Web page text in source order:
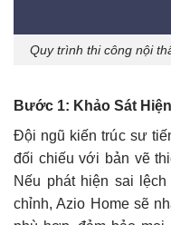
Quy trình thi công nội
Bước 1: Khảo Sát
Đội ngũ kiến trúc sư
đối chiếu với bản vẽ
Nếu phát hiện sai
chỉnh, Azio Home sẽ